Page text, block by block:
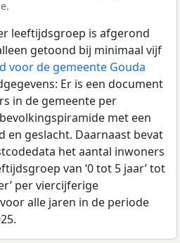
leeftijdsgroep is afgerond
getoond bij minimaal vijf
voor de gemeente Gouda
Er is een document
in de gemeente per
met een
en geslacht. Daarnaast bevat
het aantal inwoners
van ‘0 tot 5 jaar’ tot
per viercijferige
alle jaren in de periode